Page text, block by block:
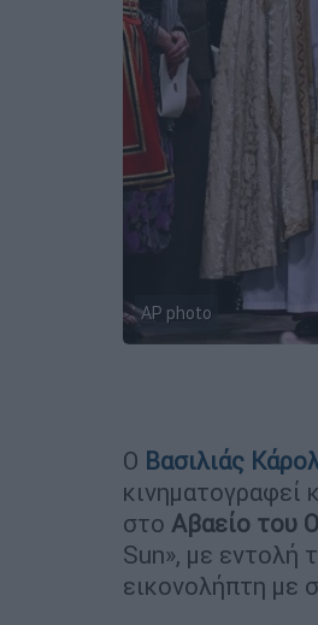
AP photo
Ο Βασιλιάς
κινηματογραφεί
στο Αβαείο του
Sun», με εντολή
εικονολήπτη με